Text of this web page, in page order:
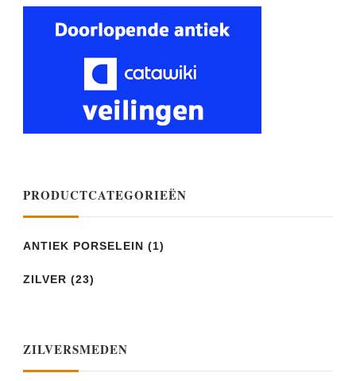
PRODUCTCATEGORIEËN
ANTIEK PORSELEIN (1)
ZILVER (23)
ZILVERSMEDEN